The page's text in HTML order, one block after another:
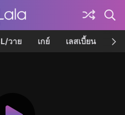
วาย เกย์ เลสเบี้ยน เค